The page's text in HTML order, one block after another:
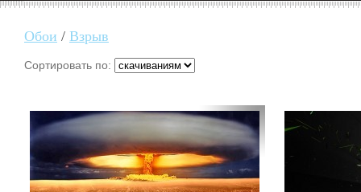
Обои / Взрыв
Сортировать по: